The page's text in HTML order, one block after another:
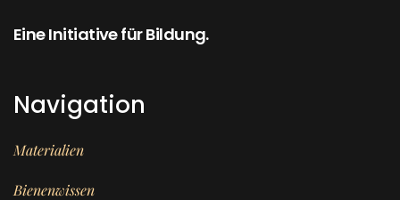
Eine Initiative für Bildung.
Navigation
Materialien
Bienenwissen